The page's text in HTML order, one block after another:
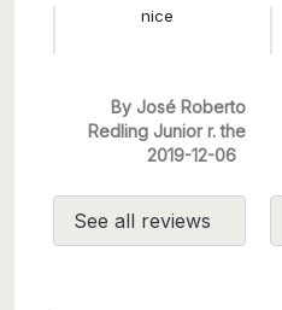
nice
By José Roberto
Redling Junior r. the
2019-12-06